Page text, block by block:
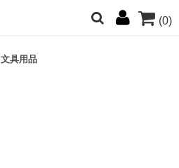
(0)
文具用品